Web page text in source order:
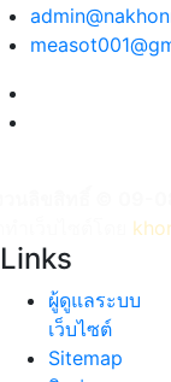
Links
ผู้ดูแลระบบ
เว็บไซต์
Sitemap